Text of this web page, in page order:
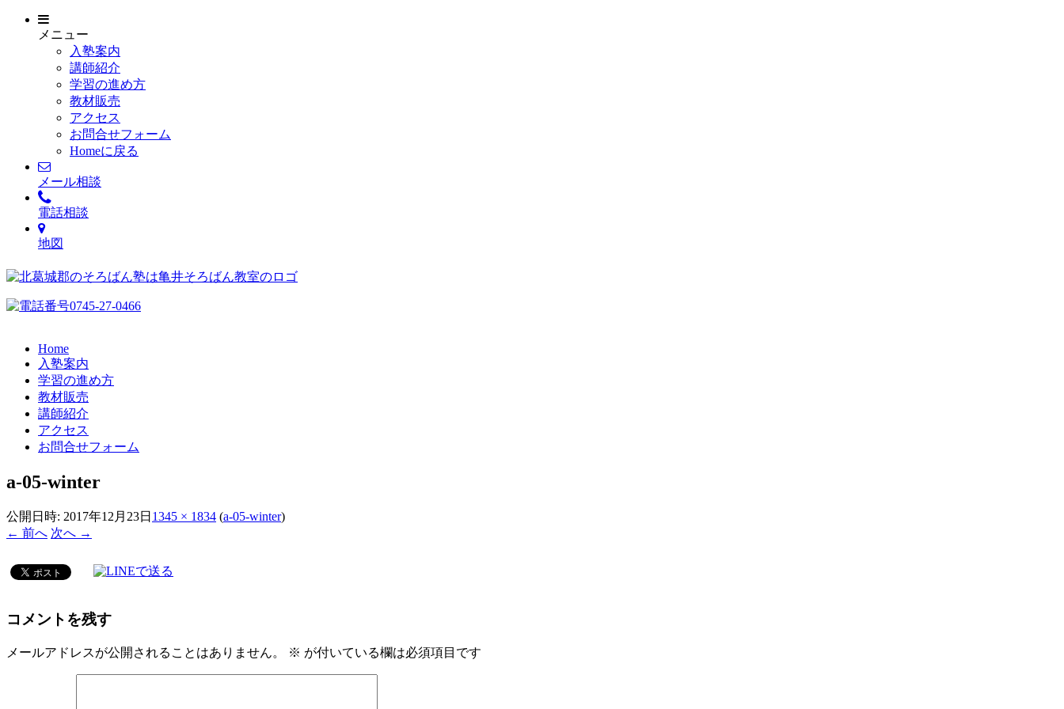
メニュー
入塾案内
講師紹介
学習の進め方
教材販売
アクセス
お問合せフォーム
Homeに戻る
メール相談
電話相談
地図
Home
入塾案内
学習の進め方
教材販売
講師紹介
アクセス
お問合せフォーム
a-05-winter
公開日時: 2017年12月23日 1345 × 1834 (a-05-winter)
← 前へ 次へ →
コメントを残す
メールアドレスが公開されることはありません。 ※ が付いている欄は必須項目です